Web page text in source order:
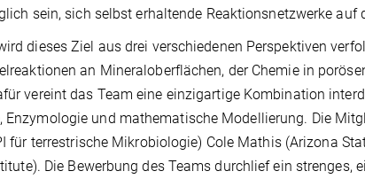
sein, sich selbst erhaltende Reaktionsnetzwerke
dieses Ziel aus drei verschiedenen Perspektiven
an Mineraloberflächen, der Chemie in
vereint das Team eine einzigartige Kombination
Enzymologie und mathematische Modellierung. Die
für terrestrische Mikrobiologie) Cole Mathis (Arizona
Die Bewerbung des Teams durchlief ein